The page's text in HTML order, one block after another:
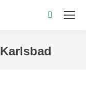
Search:
Karlsbad